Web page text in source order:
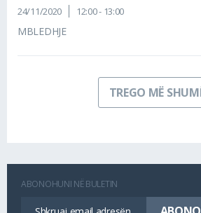
24/11/2020 12:00 - 13:00
MBLEDHJE
TREGO MË
ABONOHUNI NË BULETIN